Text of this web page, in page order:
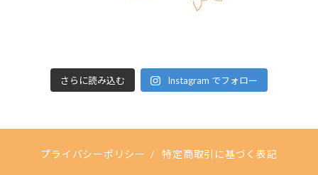
さらに読み込む Instagram でフォロー
プライバシーポリシー / 特定商取引に基づく表記